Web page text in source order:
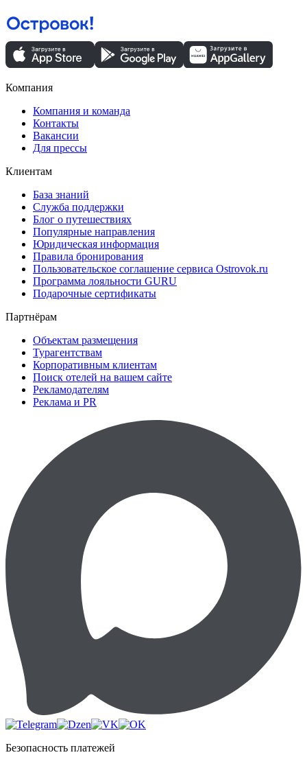
Компания
Компания и команда
Контакты
Вакансии
Для прессы
Клиентам
База знаний
Служба поддержки
Блог о путешествиях
Популярные направления
Юридическая информация
Правила бронирования
Пользовательское соглашение сервиса Ostrovok.ru
Программа лояльности GURU
Подарочные сертификаты
Партнёрам
Объектам размещения
Турагентствам
Корпоративным клиентам
Поиск отелей на вашем сайте
Рекламодателям
Реклама и PR
Безопасность платежей